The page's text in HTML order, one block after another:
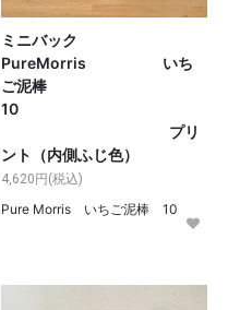
ミニバック
PureMorris いち
ご泥棒
10
プリ
ント（内側ふじ色）
4,620円(税込)
Pure Morris いちご泥棒 10